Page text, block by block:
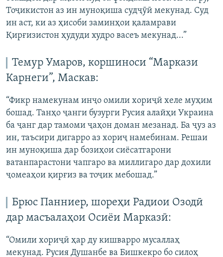
Тоҷикистон аз ин муноқиша судҷӯӣ мекунад. Суд
ин аст, ки аз ҳисоби заминҳои қаламрави
Қирғизистон ҳудуди худро васеъ мекунад...”
Темур Умаров, коршиноси “Маркази
Карнеги”, Маскав:
“Фикр намекунам инҷо омили хориҷӣ хеле муҳим
бошад. Танҳо ҷанги бузурги Русия алайҳи Украина
ба ҷанг дар тамоми ҷаҳон доман мезанад. Ба ҷуз аз
ин, таъсири дигарро аз хориҷ намебинам. Решаи
ин муноқиша дар бозиҳои сиёсатгарони
ватанпарастони чапгаро ва миллигаро дар дохили
ҷомеаҳои қирғиз ва тоҷик мебошад.”
Брюс Панниер, шореҳи Радиои Озодӣ
дар масъалаҳои Осиёи Марказӣ:
“Омили хориҷӣ ҳар ду кишварро мусаллаҳ
мекунад. Русия Душанбе ва Бишкекро бо силоҳ